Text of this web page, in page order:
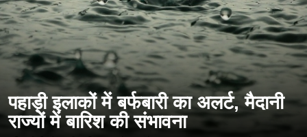
पहाड़ी इलाकों में बर्फबारी का अलर्ट, मैदानी
राज्यों में बारिश की संभावना